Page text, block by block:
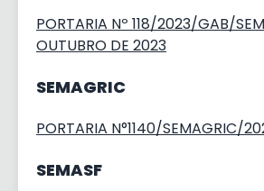
PORTARIA Nº 118/2023/GAB/
OUTUBRO DE 2023
SEMAGRIC
PORTARIA N°1140/SEMAGRIC/
SEMASF